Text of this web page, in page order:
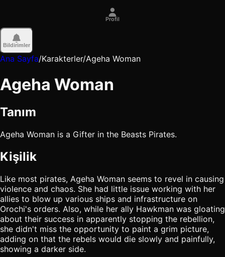
Profil
Bildirimler
Ana Sayfa/Karakterler/Ageha Woman
Ageha Woman
Tanım
Ageha Woman is a Gifter in the Beasts Pirates.
Kişilik
Like most pirates, Ageha Woman seems to revel in causing
violence and chaos. She had little issue working with her
allies to blow up various ships and infrastructure on
Orochi's orders. Also, while her ally Hawkman was gloating
about their success in apparently stopping the rebellion,
she didn't miss the opportunity to paint a grim picture,
adding on that the rebels would die slowly and painfully,
showing a darker side.